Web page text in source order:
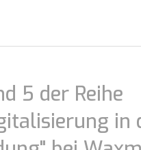
5 der Reihe
in